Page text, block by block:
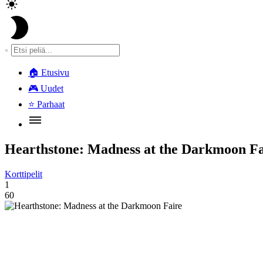
🏠 Etusivu
🎮 Uudet
⭐ Parhaat
Hearthstone: Madness at the Darkmoon
Korttipelit
1
60